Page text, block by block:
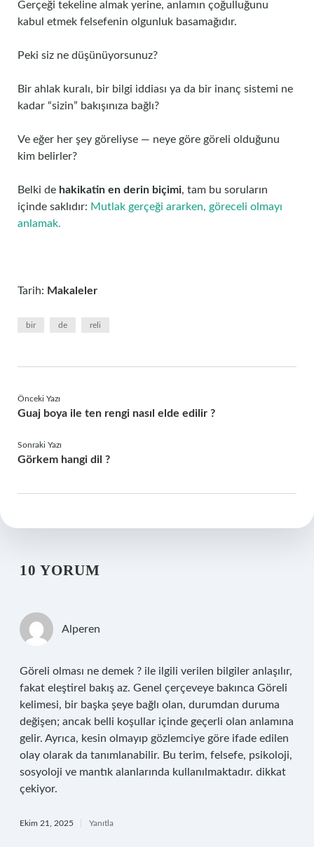
Gerçeği tekeline almak yerine, anlamın çoğulluğunu
kabul etmek felsefenin olgunluk basamağıdır.
Peki siz ne düşünüyorsunuz?
Bir ahlak kuralı, bir bilgi iddiası ya da bir inanç sistemi ne
kadar “sizin” bakışınıza bağlı?
Ve eğer her şey göreliyse — neye göre göreli olduğunu
kim belirler?
Belki de hakikatin en derin biçimi, tam bu soruların
içinde saklıdır: Mutlak gerçeği ararken, göreceli olmayı
anlamak.
Tarih: Makaleler
bir de reli
Önceki Yazı
Guaj boya ile ten rengi nasıl elde edilir ?
Sonraki Yazı
Görkem hangi dil ?
10 YORUM
Alperen
Göreli olması ne demek ? ile ilgili verilen bilgiler anlaşılır,
fakat eleştirel bakış az. Genel çerçeveye bakınca Göreli
kelimesi, bir başka şeye bağlı olan, durumdan duruma
değişen; ancak belli koşullar içinde geçerli olan anlamına
gelir. Ayrıca, kesin olmayıp gözlemciye göre ifade edilen
olay olarak da tanımlanabilir. Bu terim, felsefe, psikoloji,
sosyoloji ve mantık alanlarında kullanılmaktadır. dikkat
çekiyor.
Ekim 21, 2025 Yanıtla